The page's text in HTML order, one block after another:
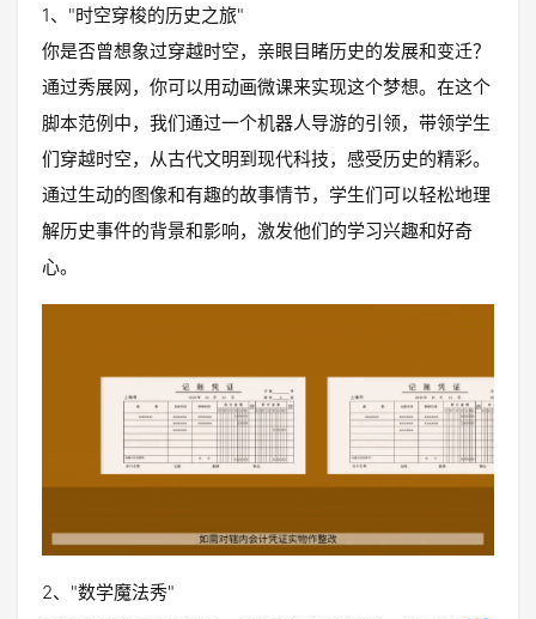
1、"时空穿梭的历史之旅"
你是否曾想象过穿越时空，亲眼目睹历史的发展和变迁？
通过秀展网，你可以用动画微课来实现这个梦想。在这个
脚本范例中，我们通过一个机器人导游的引领，带领学生
们穿越时空，从古代文明到现代科技，感受历史的精彩。
通过生动的图像和有趣的故事情节，学生们可以轻松地理
解历史事件的背景和影响，激发他们的学习兴趣和好奇
心。
2、"数学魔法秀"